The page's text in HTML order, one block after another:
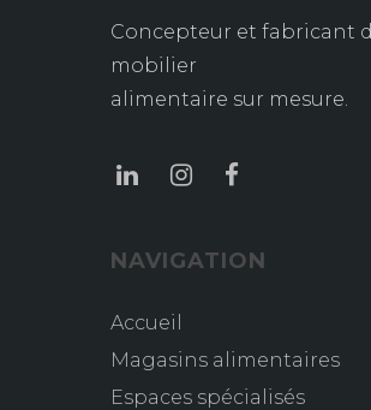
Concepteur et fabricant
mobilier
alimentaire sur mesure.
NAVIGATION
Accueil
Magasins alimentaires
Espaces spécialisés